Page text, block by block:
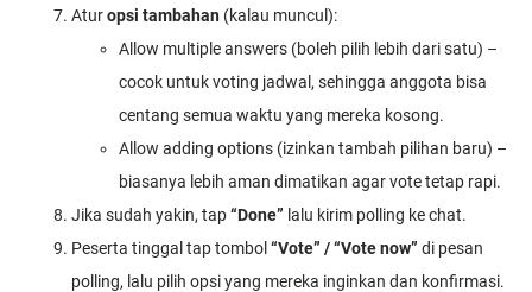
Aturopsi tambahan (kalau muncul):
Allow multiple answers (boleh pilih lebih dari satu) –
cocok untuk voting jadwal, sehingga anggota bisa
centang semua waktu yang mereka kosong.
Allow adding options (izinkan tambah pilihan baru) –
biasanya lebih aman dimatikan agar vote tetap rapi.
Jika sudah yakin, tap“Done” lalu kirim polling ke chat.
Peserta tinggal tap tombol “Vote” / “Vote now” di pesan
polling, lalu pilih opsi yang mereka inginkan dan konfirmasi.